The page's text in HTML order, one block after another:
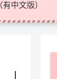
中文版）